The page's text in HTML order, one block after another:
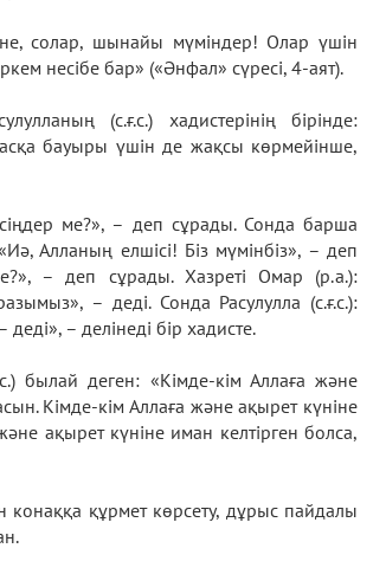
солар, шынайы мүміндер! Олар үшін
несібе бар» («Әнфал» сүресі, 4-аят).
(с.ғ.с.) хадистерінің бірінде:
бауыры үшін де жақсы көрмейінше,
ме?», – деп сұрады. Сонда барша
Алланың елшісі! Біз мүмінбіз», – деп
– деп сұрады. Хазреті Омар (р.а.):
– деді. Сонда Расулулла (с.ғ.с.):
– делінеді бір хадисте.
былай деген: «Кімде-кім Аллаға және
Кімде-кім Аллаға және ақырет күніне
ақырет күніне иман келтірген болса,
конаққа құрмет көрсету, дұрыс пайдалы